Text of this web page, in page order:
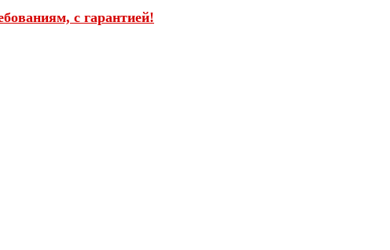
с гарантией!